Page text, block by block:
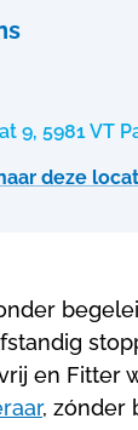
9, 5981 VT
deze
en Fitter
, zónder